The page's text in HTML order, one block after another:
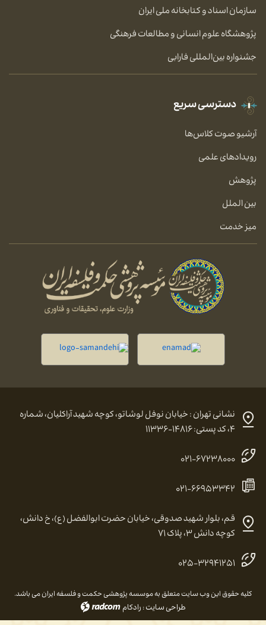
سازمان اسناد و کتابخانه ملی ایران
پژوهشگاه علوم انسانی و مطالعات فرهنگی
جشنواره بین‌المللی فارابی
دسترسی سریع
آرشیو صوت کلاس‌ها
رویدادهای علمی
پژوهش
بین الملل
میز خدمت
نشانی تهران : خیابان نوفل لوشاتو، کوچه شهید آراکلیان، شماره
۴، کد پستی: ۱۴۸۱۶-۱۱۳۳۶
۰۲۱-۶۷۲۳۸۰۰۰
۰۲۱-۶۶۹۵۳۳۴۲
قم، بلوار شهید صدوقی، خیابان حضرت ابوالفضل (ع)، خ دانش،
کوچه دانش ۳، پلاک ۷۱
۰۲۵-۳۲۹۴۱۲۵۱
کلیه حقوق این وب سایت متعلق به موسسه پژوهشی حکمت و فلسفه ایران می باشد.
طراحی سایت: رادکام radcom